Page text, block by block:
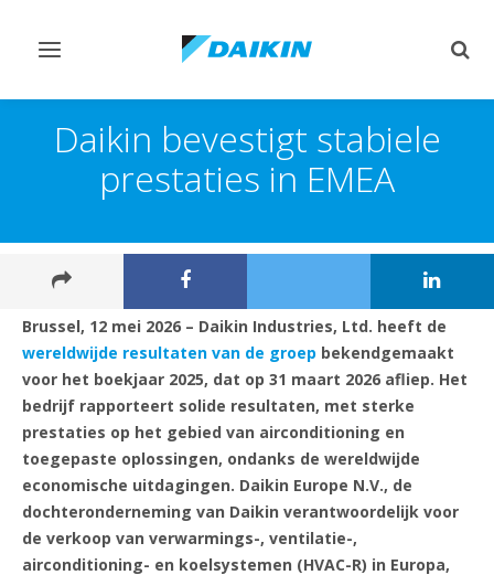
Navigatie
Daikin bevestigt stabiele
prestaties in EMEA
Brussel, 12 mei 2026 – Daikin Industries, Ltd. heeft de
wereldwijde resultaten van de groep bekendgemaakt
voor het boekjaar 2025, dat op 31 maart 2026 afliep. Het
bedrijf rapporteert solide resultaten, met sterke
prestaties op het gebied van airconditioning en
toegepaste oplossingen, ondanks de wereldwijde
economische uitdagingen. Daikin Europe N.V., de
dochteronderneming van Daikin verantwoordelijk voor
de verkoop van verwarmings-, ventilatie-,
airconditioning- en koelsystemen (HVAC-R) in Europa,